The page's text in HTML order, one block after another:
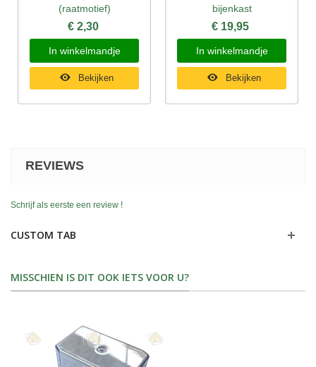
(raatmotief)
€ 2,30
In winkelmandje
Bekijken
bijenkast
€ 19,95
In winkelmandje
Bekijken
REVIEWS
Schrijf als eerste een review !
CUSTOM TAB
MISSCHIEN IS DIT OOK IETS VOOR U?